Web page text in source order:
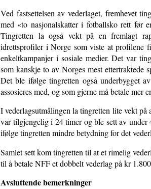
Ved fastsettelsen av vederlaget, fremhevet
med «to nasjonalskatter i fotballsko rett før
Tingretten la også vekt på en fremlagt
idrettsprofiler i Norge som viste at profilene
enkeltkampanjer i sosiale medier. Det var
som kanskje to av Norges mest
Det ble ifølge tingretten også underbygget
assosieres med, og som gjerne må betale
I vederlagsutmålingen la tingretten lite vekt
var tilgjengelig i 24 timer og ble sett av under
ifølge tingretten mindre betydning for det
Samlet sett kom tingretten til at et rimelig
til å betale NFF et dobbelt vederlag på kr
Avsluttende bemerkninger